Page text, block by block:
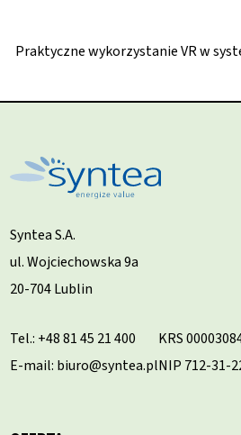
Praktyczne wykorzystanie VR w
Syntea S.A.
ul. Wojciechowska 9a
20-704 Lublin
Tel.: +48 81 45 21 400
E-mail: biuro@syntea.pl
KRS
NIP 712-31-